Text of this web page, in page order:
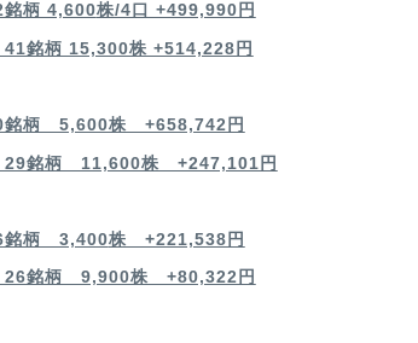
柄 4,600株/4口 +499,990円
銘柄 15,300株 +514,228円
銘柄 5,600株 +658,742円
29銘柄 11,600株 +247,101円
銘柄 3,400株 +221,538円
26銘柄 9,900株 +80,322円